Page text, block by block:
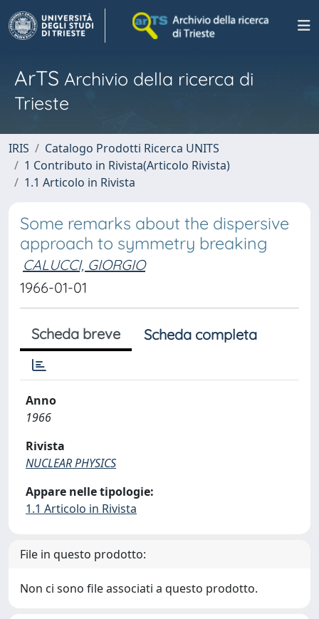
ArTS Archivio della ricerca di
Trieste
IRIS
Catalogo Prodotti Ricerca UNITS
1 Contributo in Rivista(Articolo Rivista)
1.1 Articolo in Rivista
Some remarks about the dispersive
approach to symmetry breaking
CALUCCI, GIORGIO
1966-01-01
Scheda breve Scheda completa
Anno
1966
Rivista
NUCLEAR PHYSICS
Appare nelle tipologie:
1.1 Articolo in Rivista
File in questo prodotto:
Non ci sono file associati a questo prodotto.